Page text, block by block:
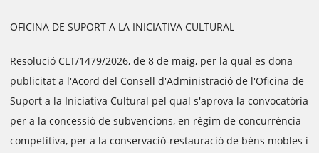
OFICINA DE SUPORT A LA INICIATIVA CULTURAL
Resolució CLT/1479/2026, de 8 de maig, per la qual es dona
publicitat a l'Acord del Consell d'Administració de l'Oficina de
Suport a la Iniciativa Cultural pel qual s'aprova la convocatòria
per a la concessió de subvencions, en règim de concurrència
competitiva, per a la conservació-restauració de béns mobles i